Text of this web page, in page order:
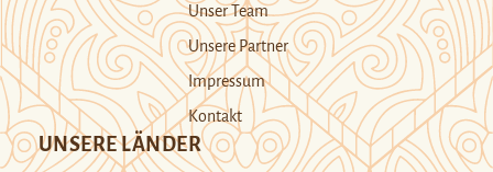
Unser Team
Unsere Partner
Impressum
Kontakt
UNSERE LÄNDER